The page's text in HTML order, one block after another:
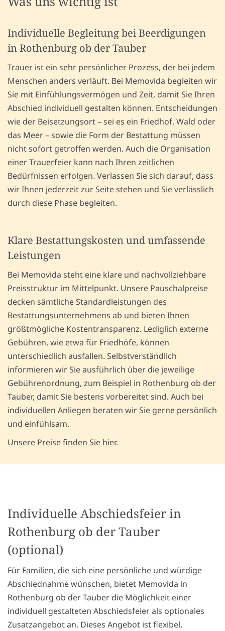
Individuelle Begleitung bei Beerdigungen
in Rothenburg ob der Tauber
Trauer ist ein sehr persönlicher Prozess, der bei jedem
Menschen anders verläuft. Bei Memovida begleiten wir
Sie mit Einfühlungsvermögen und Zeit, damit Sie Ihren
Abschied individuell gestalten können. Entscheidungen
wie der Beisetzungsort – sei es ein Friedhof, Wald oder
das Meer – sowie die Form der Bestattung müssen
nicht sofort getroffen werden. Auch die Organisation
einer Trauerfeier kann nach Ihren zeitlichen
Bedürfnissen erfolgen. Verlassen Sie sich darauf, dass
wir Ihnen jederzeit zur Seite stehen und Sie verlässlich
durch diese Phase begleiten.
Klare Bestattungskosten und umfassende
Leistungen
Bei Memovida steht eine klare und nachvollziehbare
Preisstruktur im Mittelpunkt. Unsere Pauschalpreise
decken sämtliche Standardleistungen des
Bestattungsunternehmens ab und bieten Ihnen
größtmögliche Kostentransparenz. Lediglich externe
Gebühren, wie etwa für Friedhöfe, können
unterschiedlich ausfallen. Selbstverständlich
informieren wir Sie ausführlich über die jeweilige
Gebührenordnung, zum Beispiel in Rothenburg ob der
Tauber, damit Sie bestens vorbereitet sind. Auch bei
individuellen Anliegen beraten wir Sie gerne persönlich
und einfühlsam.
Unsere Preise finden Sie hier.
Individuelle Abschiedsfeier in
Rothenburg ob der Tauber
(optional)
Für Familien, die sich eine persönliche und würdige
Abschiednahme wünschen, bietet Memovida in
Rothenburg ob der Tauber die Möglichkeit einer
individuell gestalteten Abschiedsfeier als optionales
Zusatzangebot an. Dieses Angebot ist flexibel,